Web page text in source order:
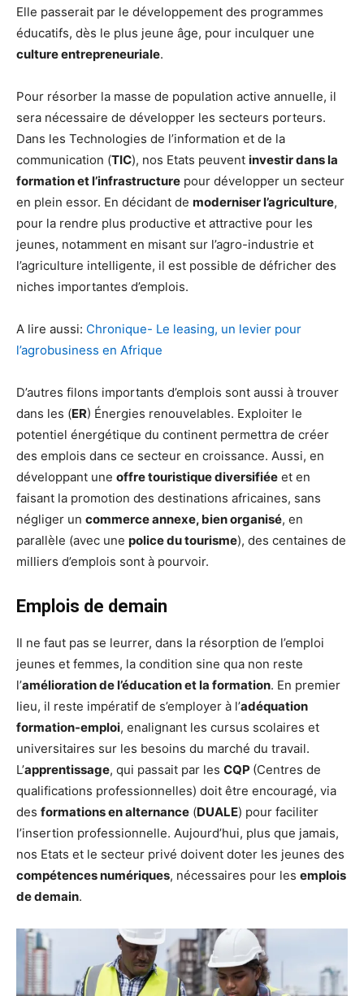
Elle passerait par le développement des programmes
éducatifs, dès le plus jeune âge, pour inculquer une
culture entrepreneuriale.
Pour résorber la masse de population active annuelle, il
sera nécessaire de développer les secteurs porteurs.
Dans les Technologies de l’information et de la
communication (TIC), nos Etats peuvent investir dans la
formation et l’infrastructure pour développer un secteur
en plein essor. En décidant de moderniser l’agriculture,
pour la rendre plus productive et attractive pour les
jeunes, notamment en misant sur l’agro-industrie et
l’agriculture intelligente, il est possible de défricher des
niches importantes d’emplois.
A lire aussi: Chronique- Le leasing, un levier pour
l’agrobusiness en Afrique
D’autres filons importants d’emplois sont aussi à trouver
dans les (ER) Énergies renouvelables. Exploiter le
potentiel énergétique du continent permettra de créer
des emplois dans ce secteur en croissance. Aussi, en
développant une offre touristique diversifiée et en
faisant la promotion des destinations africaines, sans
négliger un commerce annexe, bien organisé, en
parallèle (avec une police du tourisme), des centaines de
milliers d’emplois sont à pourvoir.
Emplois de demain
Il ne faut pas se leurrer, dans la résorption de l’emploi
jeunes et femmes, la condition sine qua non reste
l’amélioration de l’éducation et la formation. En premier
lieu, il reste impératif de s’employer à l’adéquation
formation-emploi, enalignant les cursus scolaires et
universitaires sur les besoins du marché du travail.
L’apprentissage, qui passait par les CQP (Centres de
qualifications professionnelles) doit être encouragé, via
des formations en alternance (DUALE) pour faciliter
l’insertion professionnelle. Aujourd’hui, plus que jamais,
nos Etats et le secteur privé doivent doter les jeunes des
compétences numériques, nécessaires pour les emplois
de demain.